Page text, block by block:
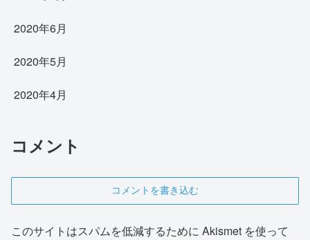
2020年6月
2020年5月
2020年4月
コメント
コメントを書き込む
このサイトはスパムを低減するために Akismet を使って